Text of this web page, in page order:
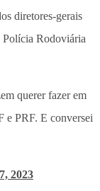
diretores-gerais
Polícia Rodoviária
querer fazer em
e PRF. E conversei
2023